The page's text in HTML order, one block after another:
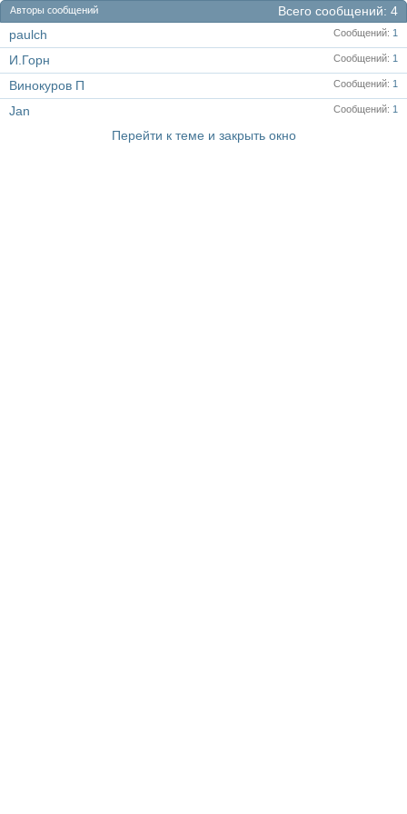
Всего сообщений 4
Авторы сообщений
Сообщений 1
paulch
Сообщений 1
И.Горн
Сообщений 1
Винокуров П
Сообщений 1
Jan
Перейти к теме и закрыть окно